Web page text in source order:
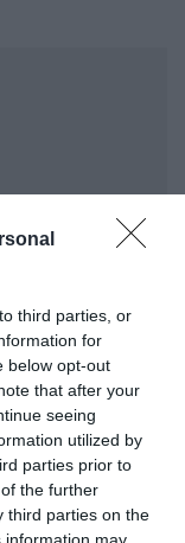
third parties, or
for
below opt-out
that after your
seeing
utilized by
parties prior to
the further
third parties on the